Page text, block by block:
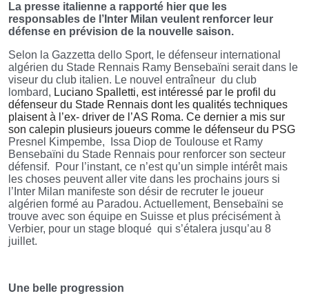
La presse italienne a rapporté hier que les
responsables de l’Inter Milan veulent renforcer leur
défense en prévision de la nouvelle saison.
Selon la Gazzetta dello Sport, le défenseur international
algérien du Stade Rennais Ramy Bensebaïni serait dans le
viseur du club italien. Le nouvel entraîneur du club
lombard, Luciano Spalletti, est intéressé par le profil du
défenseur du Stade Rennais dont les qualités techniques
plaisent à l’ex- driver de l’AS Roma. Ce dernier a mis sur
son calepin plusieurs joueurs comme le défenseur du PSG
Presnel Kimpembe,
Issa Diop de Toulouse et Ramy
Bensebaïni du Stade Rennais pour renforcer son secteur
défensif.
Pour l’instant, ce n’est qu’un simple intérêt mais
les choses peuvent aller vite dans les prochains jours si
l’Inter Milan manifeste son désir de recruter le joueur
algérien formé au Paradou. Actuellement, Bensebaïni se
trouve avec son équipe en Suisse et plus précisément à
Verbier, pour un stage bloqué qui s’étalera jusqu’au 8
juillet.
Une belle progression